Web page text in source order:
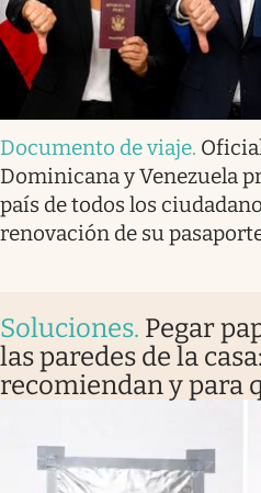
Documento de viaje.
Dominicana y Venezuela
país de todos los
renovación de su
Soluciones. Pegar
las paredes de la
recomiendan y para